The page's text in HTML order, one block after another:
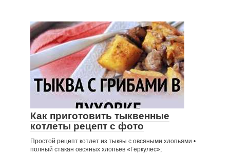
Как приготовить тыквенные
котлеты рецепт с фото
Простой рецепт котлет из тыквы с овсяными хлопьями •
полный стакан овсяных хлопьев «Геркулес»;